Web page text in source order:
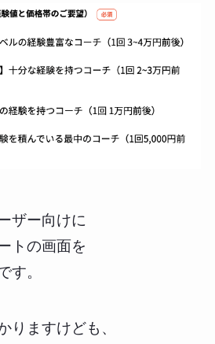
ザー向けに
トの画面を
す。
りますけども、